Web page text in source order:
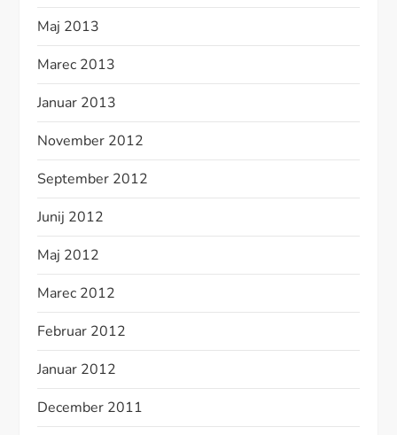
Maj 2013
Marec 2013
Januar 2013
November 2012
September 2012
Junij 2012
Maj 2012
Marec 2012
Februar 2012
Januar 2012
December 2011